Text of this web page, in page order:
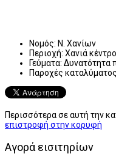
Νομός: Ν. Χανίων
Περιοχή: Χανιά
Γεύματα: Δυνατότητα
Παροχές
Περισσότερα σε αυτή την
επιστροφή στην κορυφή
Αγορά εισιτηρίων